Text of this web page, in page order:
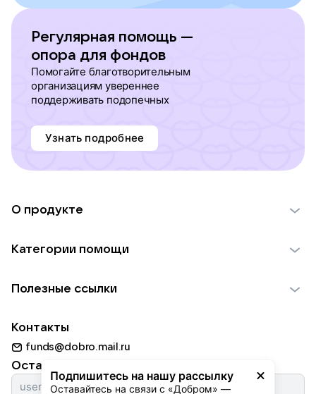
Регулярная помощь —
опора для фондов
Помогайте благотворительным
организациям увереннее
поддерживать подопечных
Узнать подробнее
Подпишитесь на нашу рассылку
Оставайтесь на связи с «Добром» —
О продукте
Использование материалов
Для НКО
Партнерам
Категории помощи
Пожилым
Животным
Природе
Культуре
Полезные ссылки
Добрый день
Истории
Контакты
funds@dobro.mail.ru
Оставайтесь с нами